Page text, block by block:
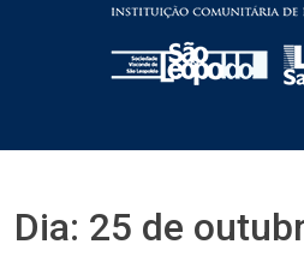
Dia: 25 de